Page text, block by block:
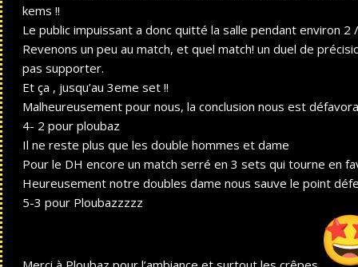
kems !!
Le public impuissant a donc quitté la salle pendant environ
Revenons un peu au match, et quel match! un duel de
pas supporter.
Et ça , jusqu’au 3eme set !!
Malheureusement pour nous, la conclusion nous est
4- 2 pour ploubaz
Il ne reste plus que les double hommes et dame
Pour le DH encore un match serré en 3 sets qui tourne en
Heureusement notre doubles dame nous sauve le point
5-3 pour Ploubazzzzz